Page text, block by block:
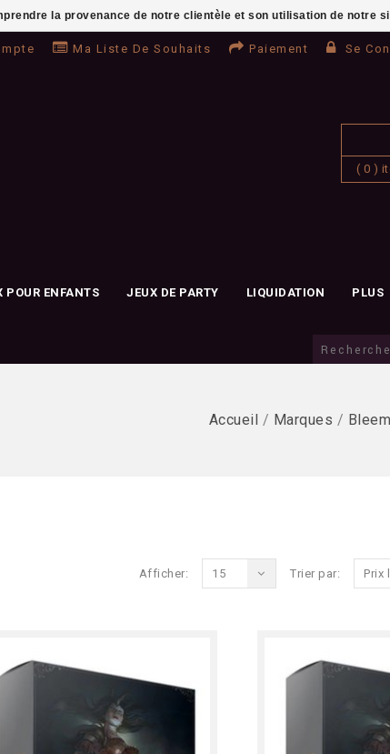
Ma Liste De Souhaits Paiement Se
( 0 )
POUR ENFANTS JEUX DE PARTY LIQUIDATION PLUS
Accueil / Marques /
Trier par: Prix
Afficher: 15
la provenance de notre clientèle et son utilisation de notre